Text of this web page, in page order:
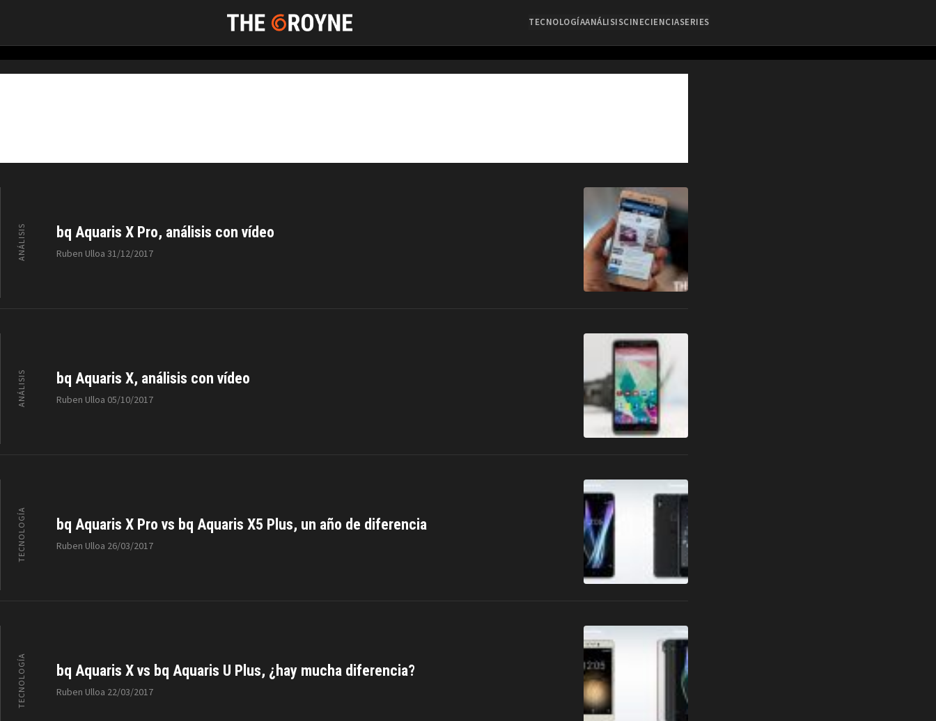
TECNOLOGÍAANÁLISISCINECIENCIASERIES
ANÁLISIS bq Aquaris X Pro, análisis con vídeo
Ruben Ulloa 31/12/2017
ANÁLISIS bq Aquaris X, análisis con vídeo
Ruben Ulloa 05/10/2017
TECNOLOGÍA bq Aquaris X Pro vs bq Aquaris X5 Plus, un año de diferencia
Ruben Ulloa 26/03/2017
TECNOLOGÍA bq Aquaris X vs bq Aquaris U Plus, ¿hay mucha diferencia?
Ruben Ulloa 22/03/2017